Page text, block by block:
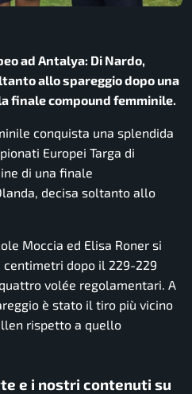
ad Antalya: Di Nardo,
allo spareggio dopo una
finale compound femminile.
conquista una splendida
Europei Targa di
di una finale
decisa soltanto allo
Moccia ed Elisa Roner si
dopo il 229-229
volée regolamentari. A
è stato il tiro più vicino
rispetto a quello
e i nostri contenuti su